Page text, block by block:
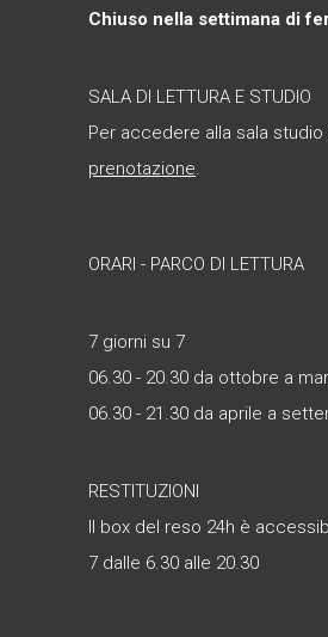
Chiuso nella settimana di
SALA DI LETTURA E STUDIO
Per accedere alla sala
prenotazione
ORARI - PARCO DI LETTURA
7 giorni su 7
06.30 - 20.30 da ottobre a
06.30 - 21.30 da aprile a
RESTITUZIONI
Il box del reso 24h è
7 dalle 6.30 alle 20.30